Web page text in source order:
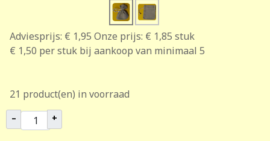
Adviesprijs: € 1,95 Onze prijs: € 1,85 stuk
€ 1,50 per stuk bij aankoop van minimaal 5
21 product(en) in voorraad
– +